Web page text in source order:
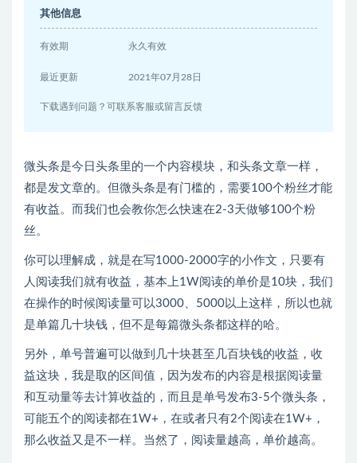
其他信息
有效期 永久有效
最近更新 2021年07月28日
下载遇到问题？可联系客服或留言反馈
微头条是今日头条里的一个内容模块，和头条文章一样，
都是发文章的。但微头条是有门槛的，需要100个粉丝才能
有收益。而我们也会教你怎么快速在2-3天做够100个粉
丝。
你可以理解成，就是在写1000-2000字的小作文，只要有
人阅读我们就有收益，基本上1W阅读的单价是10块，我们
在操作的时候阅读量可以3000、5000以上这样，所以也就
是单篇几十块钱，但不是每篇微头条都这样的哈。
另外，单号普遍可以做到几十块甚至几百块钱的收益，收
益这块，我是取的区间值，因为发布的内容是根据阅读量
和互动量等去计算收益的，而且是单号发布3-5个微头条，
可能五个的阅读都在1W+，在或者只有2个阅读在1W+，
那么收益又是不一样。当然了，阅读量越高，单价越高。